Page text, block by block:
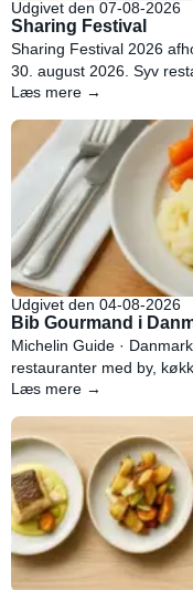
Udgivet den 07-08-2026
Sharing Festival
Sharing Festival 2026
30. august 2026. Syv
Læs mere →
Udgivet den 04-08-2026
Bib Gourmand i
Michelin Guide ·
restauranter med by,
Læs mere →